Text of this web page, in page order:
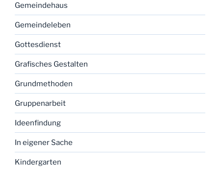
Gemeindehaus
Gemeindeleben
Gottesdienst
Grafisches Gestalten
Grundmethoden
Gruppenarbeit
Ideenfindung
In eigener Sache
Kindergarten